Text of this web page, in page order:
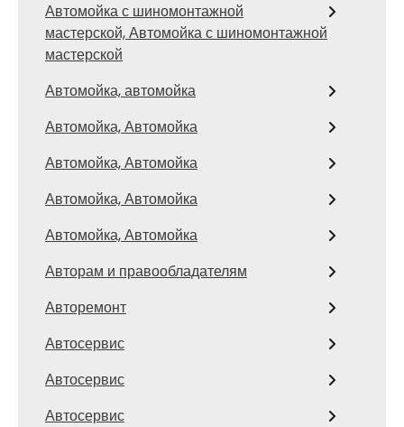
Автомойка с шиномонтажной
мастерской, Автомойка с шиномонтажной
мастерской
Автомойка, автомойка
Автомойка, Автомойка
Автомойка, Автомойка
Автомойка, Автомойка
Автомойка, Автомойка
Авторам и правообладателям
Авторемонт
Автосервис
Автосервис
Автосервис